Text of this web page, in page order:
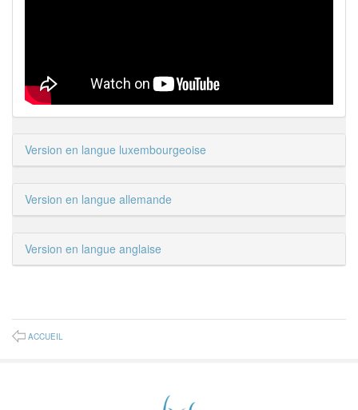
Version en langue luxembourgeoise
Version en langue allemande
Version en langue anglaise
ACCUEIL